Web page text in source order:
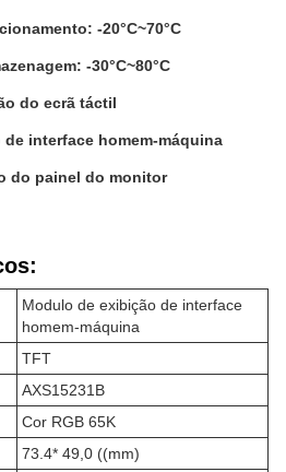
-20°C~70°C
-30°C~80°C
do ecrã táctil
interface homem-máquina
do painel do monitor
Modulo de exibição de interface
homem-máquina
TFT
AXS15231B
Cor RGB 65K
73.4* 49,0 ((mm)